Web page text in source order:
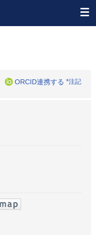
ORCID連携する *注記